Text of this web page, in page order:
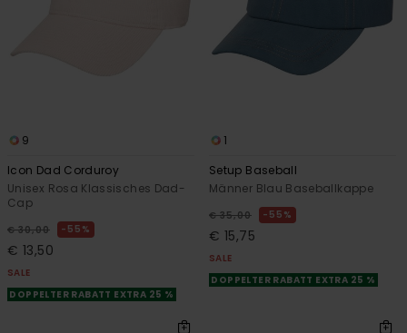
9
Icon Dad Corduroy
Unisex Rosa Klassisches Dad-
Cap
€ 30,00 55%
€ 13,50
SALE
DOPPELTER RABATT EXTRA 25 %
1
Setup Baseball
Männer Blau Baseballkappe
€ 35,00 55%
€ 15,75
SALE
DOPPELTER RABATT EXTRA 25 %